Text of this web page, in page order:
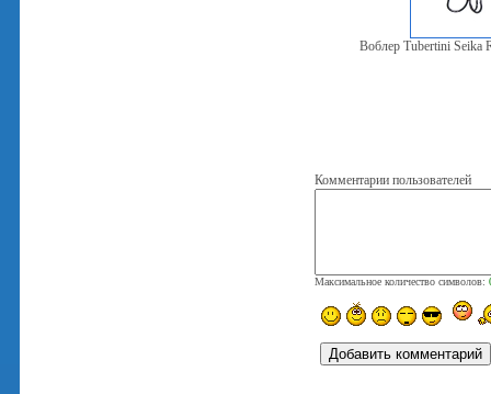
Воблер Tubertini Seika
Комментарии пользователей
Максимальное количество символов: